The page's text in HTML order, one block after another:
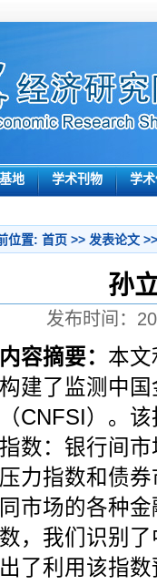
地 学术刊物 学
位置: 首页 >> 发表论文
孙
发布时间：
内容摘要： 本
构建了监测中
（CNFSI）。
指数：银行间
压力指数和债
同市场的各种
数，我们识别
出了利用该指